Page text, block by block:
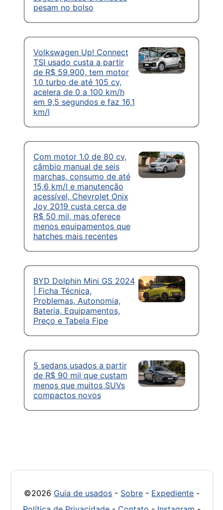
pesam no bolso
Volkswagen Up! Connect
TSI usado custa a partir
de R$ 59.900, tem motor
1.0 turbo de até 105 cv,
acelera de 0 a 100 km/h
em 9,5 segundos e faz 16,1
km/l
Com motor 1.0 de 80 cv,
câmbio manual de seis
marchas, consumo de até
15,6 km/l e manutenção
acessível, Chevrolet Onix
Joy 2019 custa cerca de
R$ 50 mil, mas oferece
menos equipamentos que
hatches mais recentes
BYD Dolphin Mini GS 2024
| Ficha Técnica,
Problemas, Autonomia,
Bateria, Equipamentos,
Preço e Tabela Fipe
5 sedans usados a partir
de R$ 90 mil que custam
menos que muitos SUVs
compactos novos
©2026 Guia de usados - Sobre - Expediente -